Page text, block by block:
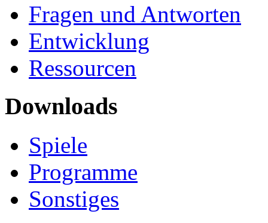
Fragen und Antworten
Entwicklung
Ressourcen
Downloads
Spiele
Programme
Sonstiges